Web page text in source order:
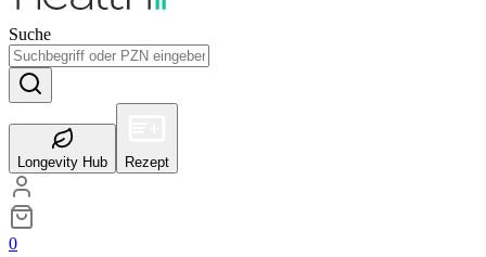
Suche
Longevity Hub Rezept
0